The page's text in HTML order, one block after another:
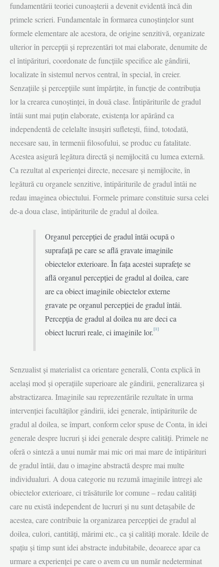
fundamentării teoriei cunoaşterii a devenit evidentă încă din
primele scrieri. Fundamentale în formarea cunoştinţelor sunt
formele elementare ale acestora, de origine senzitivă, organizate
ulterior în percepţii şi reprezentări tot mai elaborate, denumite de
el întipărituri, coordonate de funcţiile specifice ale gândirii,
localizate în sistemul nervos central, în special, în creier.
Senzaţiile şi percepţiile sunt împărţite, în funcţie de contribuţia
lor la crearea cunoştinţei, în două clase. Întipăriturile de gradul
întâi sunt mai puţin elaborate, existenţa lor apărând ca
independentă de celelalte însuşiri sufleteşti, fiind, totodată,
necesare sau, în termenii filosofului, se produc cu fatalitate.
Acestea asigură legătura directă şi nemijlocită cu lumea externă.
Ca rezultat al experienţei directe, necesare şi nemijlocite, în
legătură cu organele senzitive, întipăriturile de gradul întâi ne
redau imaginea obiectului. Formele primare constituie sursa celei
de-a doua clase, întipăriturile de gradul al doilea.
Organul percepţiei de gradul întâi ocupă o
suprafaţă pe care se află gravate imaginile
obiectelor exterioare. În faţa acestei suprafeţe se
află organul percepţiei de gradul al doilea, care
are ca obiect imaginile obiectelor externe
gravate pe organul percepţiei de gradul întâi.
Percepţia de gradul al doilea nu are deci ca
obiect lucruri reale, ci ima­ginile lor.[1]
Senzualist şi materialist ca orientare generală, Conta explică în
acelaşi mod şi operaţiile superioare ale gândirii, generalizarea şi
abstractizarea. Imaginile sau reprezentările rezultate în urma
intervenţiei facultăţilor gândirii, idei generale, întipăriturile de
gradul al doilea, se împart, conform celor spuse de Conta, în idei
generale despre lucruri şi idei generale despre calităţi. Primele ne
oferă o sinteză a unui număr mai mic ori mai mare de întipărituri
de gradul întâi, dau o imagine abstractă despre mai multe
individualuri. A doua categorie nu rezumă imaginile întregi ale
obiectelor exterioare, ci trăsăturile lor comune – redau calităţi
care nu există independent de lucruri şi nu sunt detaşabile de
acestea, care contribuie la organizarea percepţiei de gradul al
doilea, culori, cantităţi, mărimi etc., ca şi calităţi morale. Ideile de
spaţiu şi timp sunt idei abstracte indubitabile, deoarece apar ca
urmare a experienţei pe care o avem cu un număr nedeterminat